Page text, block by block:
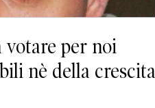
votare per noi
nè della crescita